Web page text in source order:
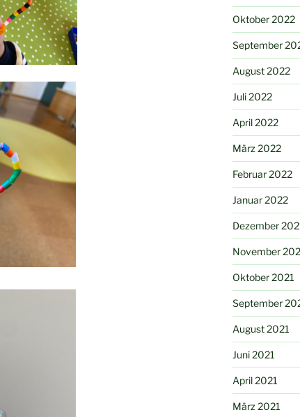
Oktober 2022
September
August 2022
Juli 2022
April 2022
März 2022
Februar 2022
Januar 2022
Dezember
November
Oktober 2021
September
August 2021
Juni 2021
April 2021
März 2021